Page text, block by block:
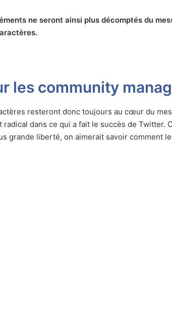
ne seront ainsi plus décomptés du
les community
resteront donc toujours au cœur du
radical dans ce qui a fait le succès de Twitter.
grande liberté, on aimerait savoir comment